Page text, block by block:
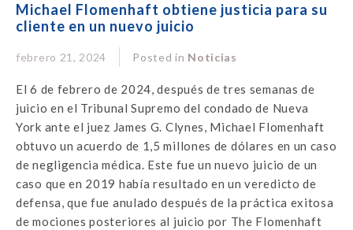
Michael Flomenhaft obtiene justicia para su
cliente en un nuevo juicio
febrero 21, 2024 Posted in Noticias
El 6 de febrero de 2024, después de tres semanas de
juicio en el Tribunal Supremo del condado de Nueva
York ante el juez James G. Clynes, Michael Flomenhaft
obtuvo un acuerdo de 1,5 millones de dólares en un caso
de negligencia médica. Este fue un nuevo juicio de un
caso que en 2019 había resultado en un veredicto de
defensa, que fue anulado después de la práctica exitosa
de mociones posteriores al juicio por The Flomenhaft